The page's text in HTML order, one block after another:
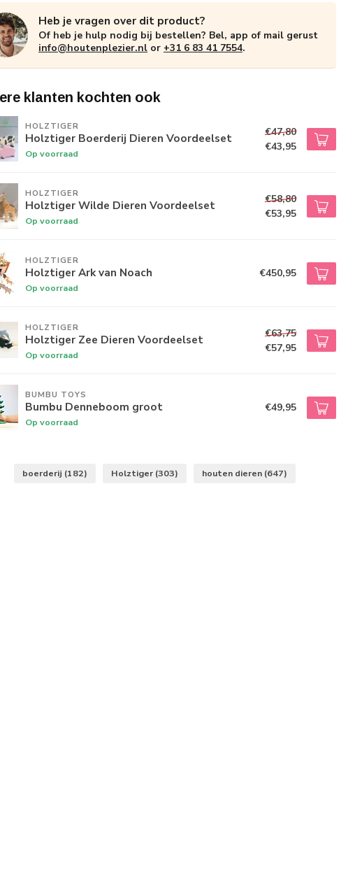
Heb je vragen over dit product?
Of heb je hulp nodig bij bestellen? Bel, app of mail gerust
info@houtenplezier.nl or +31 6 83 41 7554.
klanten kochten ook
HOLZTIGER
Holztiger Boerderij Dieren Voordeelset
Op voorraad
€47,80
€43,95
HOLZTIGER
Holztiger Wilde Dieren Voordeelset
Op voorraad
€58,80
€53,95
HOLZTIGER
Holztiger Ark van Noach
Op voorraad
€450,95
HOLZTIGER
Holztiger Zee Dieren Voordeelset
Op voorraad
€63,75
€57,95
BUMBU TOYS
Bumbu Denneboom groot
Op voorraad
€49,95
boerderij (182) Holztiger (303) houten dieren (647)